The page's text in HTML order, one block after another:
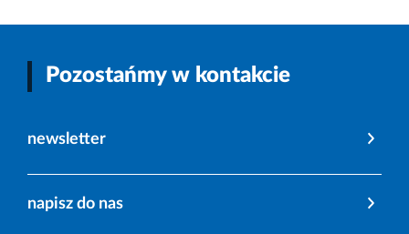
Pozostańmy w kontakcie
newsletter
napisz do nas